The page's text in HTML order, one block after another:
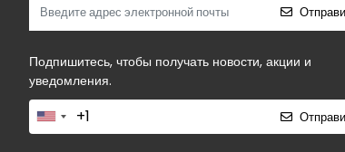
Подпишитесь, чтобы получать новости, акции и
уведомления.